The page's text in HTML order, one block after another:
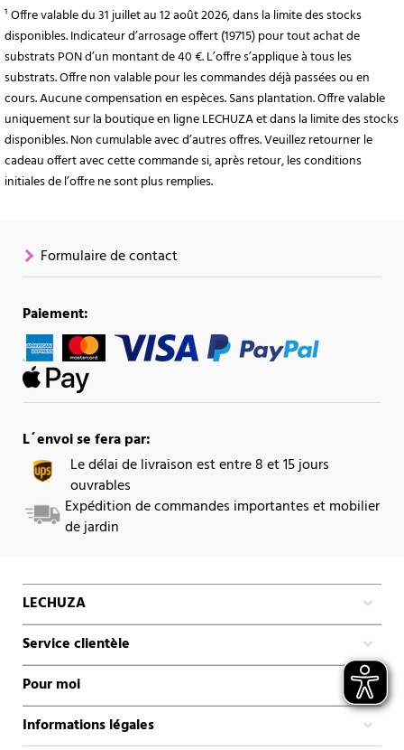
¹ Offre valable du 31 juillet au 12 août 2026, dans la limite des stocks
disponibles. Indicateur d’arrosage offert (19715) pour tout achat de
substrats PON d’un montant de 40 €. L’offre s’applique à tous les
substrats. Offre non valable pour les commandes déjà passées ou en
cours. Aucune compensation en espèces. Sans plantation. Offre valable
uniquement sur la boutique en ligne LECHUZA et dans la limite des stocks
disponibles. Non cumulable avec d’autres offres. Veuillez retourner le
cadeau offert avec cette commande si, après retour, les conditions
initiales de l’offre ne sont plus remplies.
Formulaire de contact
Paiement:
L´envoi se fera par:
Le délai de livraison est entre 8 et 15 jours
ouvrables
Expédition de commandes importantes et mobilier
de jardin
LECHUZA
Service clientèle
Pour moi
Informations légales